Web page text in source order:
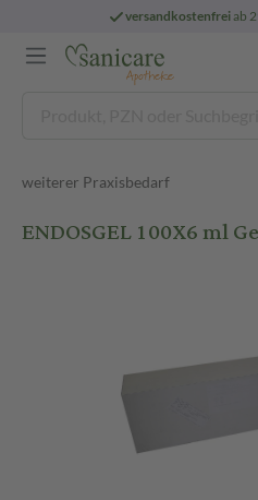
versandkostenfreiab
weiterer Praxisbedarf
ENDOSGEL 100X6 ml